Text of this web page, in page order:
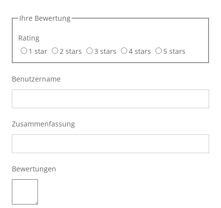
Ihre Bewertung
Rating
1 star
2 stars 3 stars 4 stars 5 stars
Benutzername
Zusammenfassung
Bewertungen